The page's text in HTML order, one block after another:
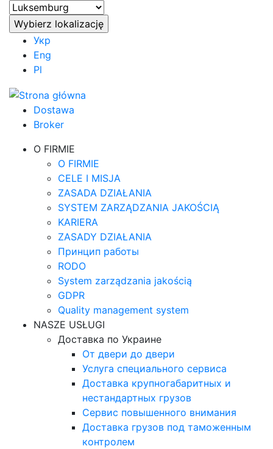
Укр
Eng
Pl
Dostawa
Broker
O FIRMIE
O FIRMIE
CELE I MISJA
ZASADA DZIAŁANIA
SYSTEM ZARZĄDZANIA JAKOŚCIĄ
KARIERA
ZASADY DZIAŁANIA
Принцип работы
RODO
System zarządzania jakością
GDPR
Quality management system
NASZE USŁUGI
Доставка по Украине
От двери до двери
Услуга специального сервиса
Доставка крупногабаритных и
нестандартных грузов
Сервис повышенного внимания
Доставка грузов под таможенным
контролем